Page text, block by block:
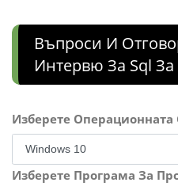
Въпроси И
Интервю За Sql
Изберете Операционната
Изберете Програма За